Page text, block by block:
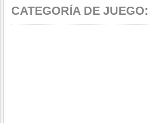
CATEGORÍA DE JUEGO: